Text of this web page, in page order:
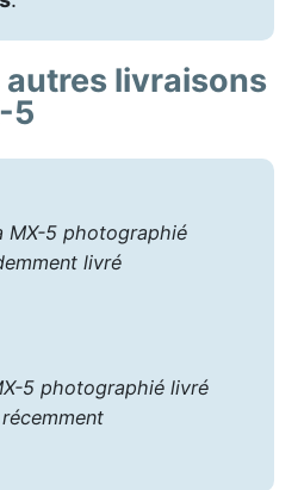
livraisons
5
MX-5 photographié
livré
5 photographié livré